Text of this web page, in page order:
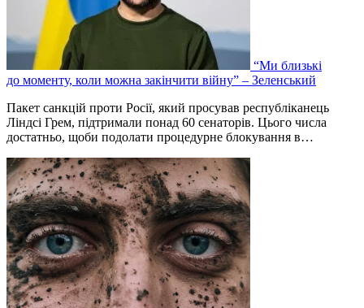
“Ми близькі
до моменту, коли можна закінчити війну” – Зеленський
Пакет санкцій проти Росії, який просував республіканець
Ліндсі Грем, підтримали понад 60 сенаторів. Цього числа
достатньо, щоби подолати процедурне блокування в…